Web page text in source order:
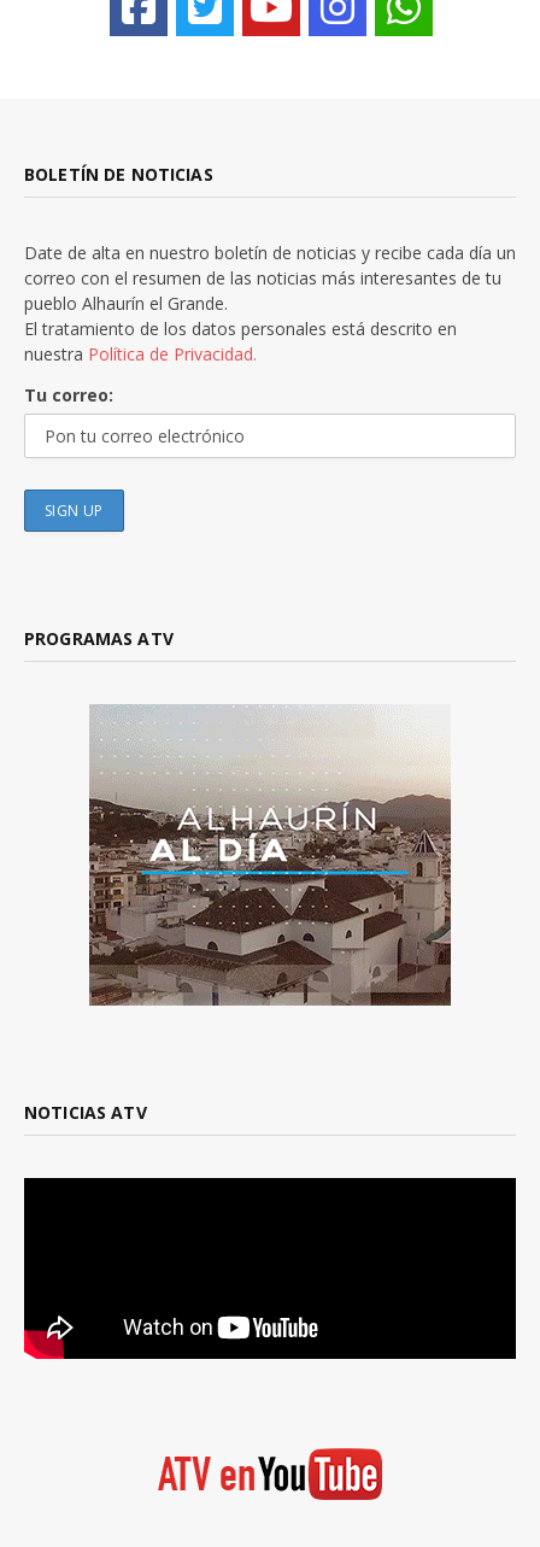
BOLETÍN DE NOTICIAS
Date de alta en nuestro boletín de noticias y recibe cada día un
correo con el resumen de las noticias más interesantes de tu
pueblo Alhaurín el Grande.
El tratamiento de los datos personales está descrito en
nuestra Política de Privacidad.
Tu correo:
PROGRAMAS ATV
NOTICIAS ATV